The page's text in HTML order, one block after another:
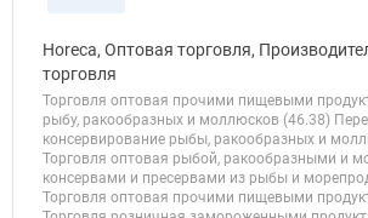
Horeca, Оптовая торговля,
торговля
Торговля оптовая прочими пищевыми
рыбу, ракообразных и моллюсков (46.38)
консервирование рыбы, ракообразных и
Торговля оптовая рыбой, ракообразными и
консервами и пресервами из рыбы и
Торговля оптовая прочими пищевыми